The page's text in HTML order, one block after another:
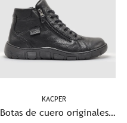
Negro
KACPER
Botas de cuero originales